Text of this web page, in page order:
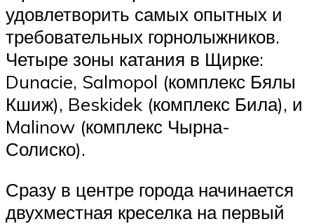
удовлетворить самых опытных и
требовательных горнолыжников.
Четыре зоны катания в Щирке:
Dunacie, Salmopol (комплекс Бялы
Кшиж), Beskidek (комплекс Била), и
Malinow (комплекс Чырна-
Солиско).
Сразу в центре города начинается
двухместная креселка на первый